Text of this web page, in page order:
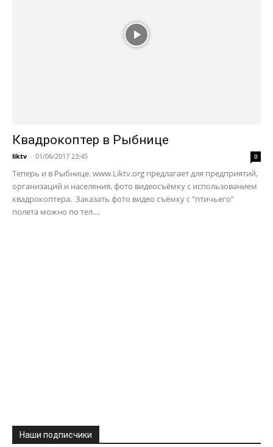
Квадрокоптер в Рыбнице
liktv - 01/06/2017 23:45 0
Теперь и в Рыбнице. www.Liktv.org предлагает для предприятий,
организаций и населения, фото видеосъёмку с использованием
квадрокоптера. Заказать фото видео съёмку с "птичьего"
полета можно по тел....
Наши подписчики